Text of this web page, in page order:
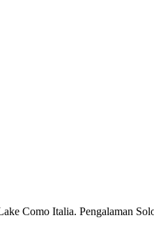
Como Italia. Pengalaman